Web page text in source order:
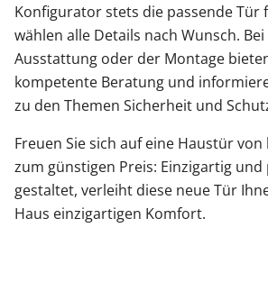
Konfigurator stets die passende Tür
wählen alle Details nach Wunsch.
Ausstattung oder der Montage
kompetente Beratung und
zu den Themen Sicherheit und
Freuen Sie sich auf eine Haustür
zum günstigen Preis: Einzigartig
gestaltet, verleiht diese neue Tür
Haus einzigartigen Komfort.